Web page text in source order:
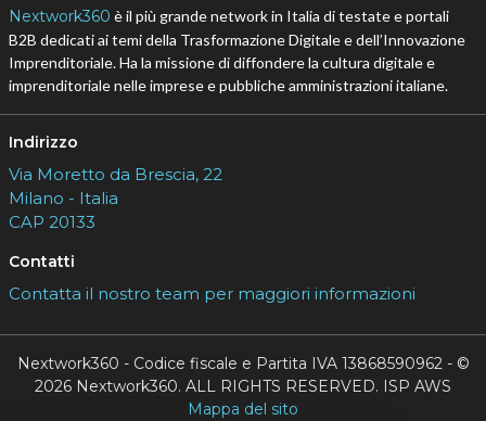
Nextwork360 è il più grande network in Italia di testate e portali
B2B dedicati ai temi della Trasformazione Digitale e dell’Innovazione
Imprenditoriale. Ha la missione di diffondere la cultura digitale e
imprenditoriale nelle imprese e pubbliche amministrazioni italiane.
Indirizzo
Via Moretto da Brescia, 22
Milano - Italia
CAP 20133
Contatti
Contatta il nostro team per maggiori informazioni
Nextwork360 - Codice fiscale e Partita IVA 13868590962 - ©
2026 Nextwork360. ALL RIGHTS RESERVED. ISP AWS
Mappa del sito